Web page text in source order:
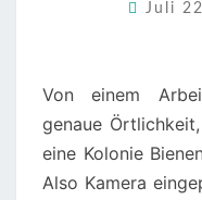
Juli
Von einem
genaue
eine Kolonie
Also Kamera